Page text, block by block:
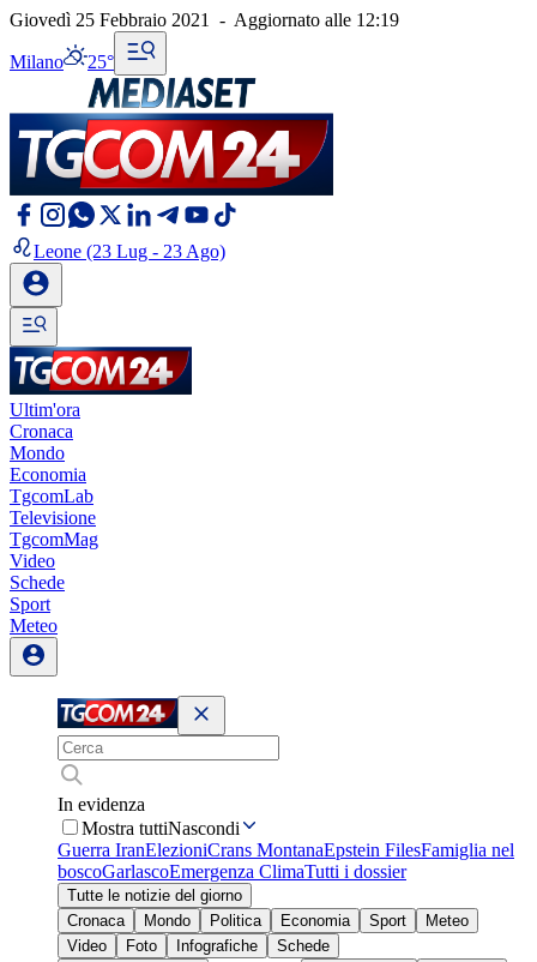
Giovedì 25 Febbraio 2021 - Aggiornato alle 12:19
Milano 25°
Leone (23 Lug - 23 Ago)
Ultim'ora
Cronaca
Mondo
Economia
TgcomLab
Televisione
TgcomMag
Video
Schede
Sport
Meteo
In evidenza
Mostra tuttiNascondi
Guerra IranElezioniCrans MontanaEpstein FilesFamiglia nel
boscoGarlascoEmergenza ClimaTutti i dossier
Tutte le notizie del giorno
Cronaca
Mondo Politica Economia Sport
Meteo
Video
Foto Infografiche
Schede